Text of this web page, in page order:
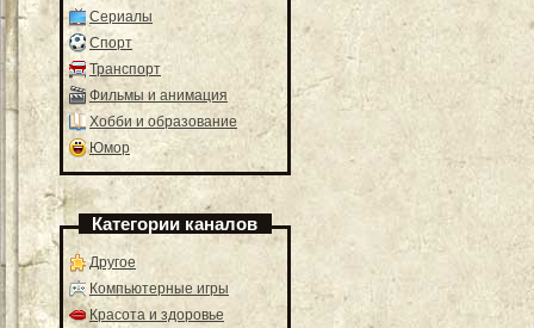
Сериалы
Спорт
Транспорт
Фильмы и анимация
Хобби и образование
Юмор
Категории каналов
Другое
Компьютерные игры
Красота и здоровье